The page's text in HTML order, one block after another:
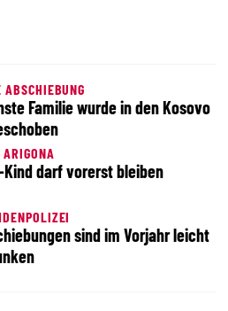
ABSCHIEBUNG
Familie wurde in den Kosovo
Kind darf vorerst bleiben
sind im Vorjahr leicht